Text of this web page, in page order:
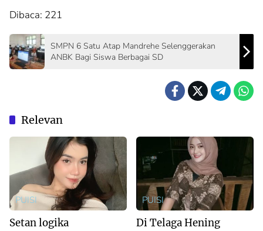
Dibaca: 221
SMPN 6 Satu Atap Mandrehe Selenggerakan
ANBK Bagi Siswa Berbagai SD
Relevan
PUISI
Setan logika
PUISI
Di Telaga Hening